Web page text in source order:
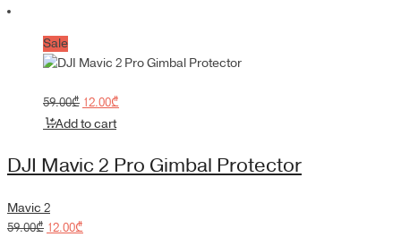
Sale
59.00₾ Original
price
59.00₾.
12.00₾Current
12.00₾.
Add to cart
DJI Mavic 2 Pro Gimbal Protector
Mavic 2
59.00₾ Original
12.00₾Current